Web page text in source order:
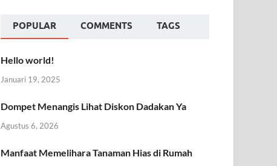
POPULAR COMMENTS TAGS
Hello world!
Januari 19, 2025
Dompet Menangis Lihat Diskon Dadakan Ya
Agustus 6, 2026
Manfaat Memelihara Tanaman Hias di Rumah